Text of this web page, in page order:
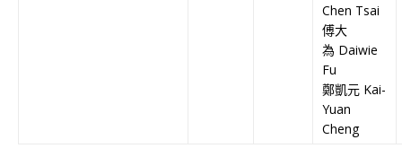
Chen Tsai
傅大
為 Daiwie
Fu
鄭凱元 Kai-
Yuan
Cheng